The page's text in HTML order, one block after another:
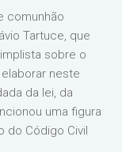
comunhão
Tartuce, que
sobre o
neste
da lei, da
uma figura
do Código Civil